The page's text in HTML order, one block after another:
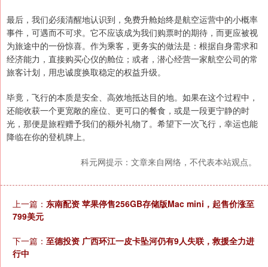
最后，我们必须清醒地认识到，免费升舱始终是航空运营中的小概率
事件，可遇而不可求。它不应该成为我们购票时的期待，而更应被视
为旅途中的一份惊喜。作为乘客，更务实的做法是：根据自身需求和
经济能力，直接购买心仪的舱位；或者，潜心经营一家航空公司的常
旅客计划，用忠诚度换取稳定的权益升级。
毕竟，飞行的本质是安全、高效地抵达目的地。如果在这个过程中，
还能收获一个更宽敞的座位、更可口的餐食，或是一段更宁静的时
光，那便是旅程赠予我们的额外礼物了。希望下一次飞行，幸运也能
降临在你的登机牌上。
科元网提示：文章来自网络，不代表本站观点。
上一篇： 东南配资 苹果停售256GB存储版Mac mini，起售价涨至
799美元
下一篇： 至德投资 广西环江一皮卡坠河仍有9人失联，救援全力进
行中